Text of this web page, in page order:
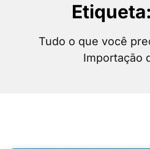
Tudo o que você
Importação